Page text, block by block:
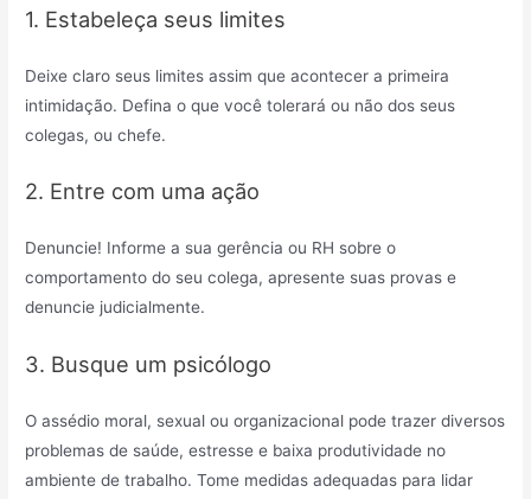
1. Estabeleça seus limites
Deixe claro seus limites assim que acontecer a primeira
intimidação. Defina o que você tolerará ou não dos seus
colegas, ou chefe.
2. Entre com uma ação
Denuncie! Informe a sua gerência ou RH sobre o
comportamento do seu colega, apresente suas provas e
denuncie judicialmente.
3. Busque um psicólogo
O assédio moral, sexual ou organizacional pode trazer diversos
problemas de saúde, estresse e baixa produtividade no
ambiente de trabalho. Tome medidas adequadas para lidar